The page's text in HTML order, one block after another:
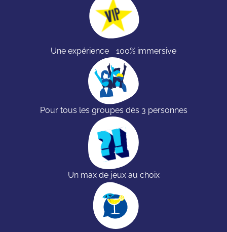
Une expérience 100% immersive
Pour tous les groupes dès 3 personnes
Un max de jeux au choix